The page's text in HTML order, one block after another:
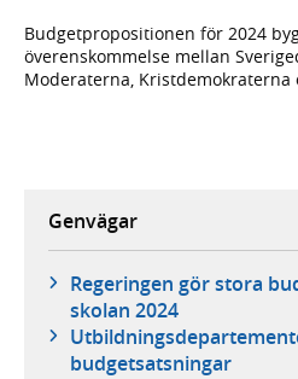
Budgetpropositionen för 2024
överenskommelse mellan
Moderaterna, Kristdemokraterna
Genvägar
Regeringen gör stora
skolan 2024
budgetsatsningar